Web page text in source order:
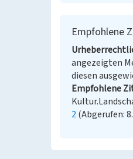
Empfohlene
angezeigten
diesen
Empfohlene
2(Abgerufen: